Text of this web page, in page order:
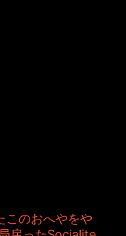
このおへやをや